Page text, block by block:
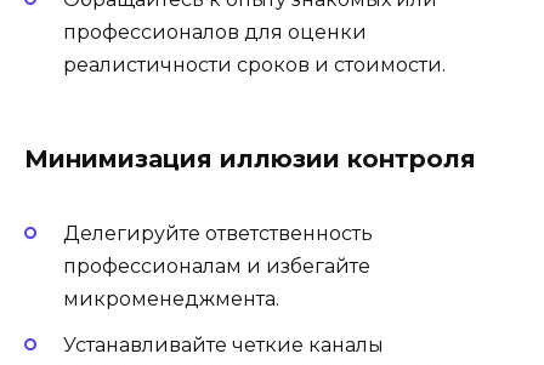
профессионалов для оценки
реалистичности сроков и стоимости.
Минимизация иллюзии контроля
Делегируйте ответственность
профессионалам и избегайте
микроменеджмента.
Устанавливайте четкие каналы